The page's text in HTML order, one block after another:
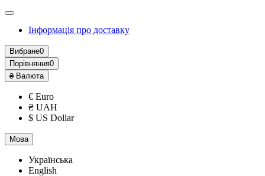
Інформація про доставку
Вибране0
Порівняння0
₴ Валюта
€ Euro
₴ UAH
$ US Dollar
Мова
Українська
English